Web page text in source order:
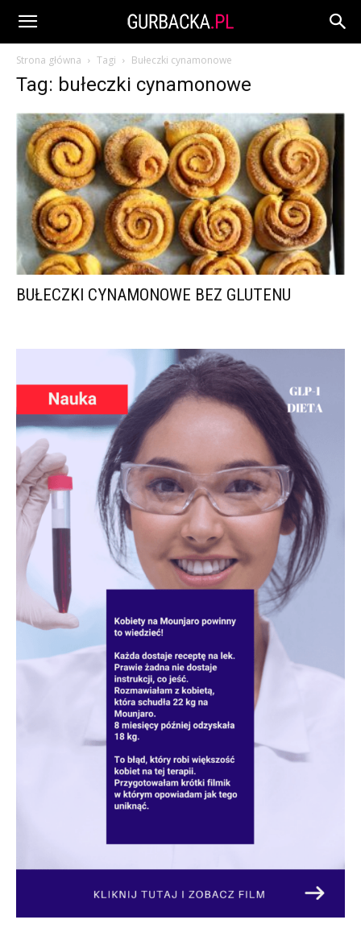
Strona główna Tagi Bułeczki cynamonowe
Tag: bułeczki cynamonowe
BUŁECZKI CYNAMONOWE BEZ GLUTENU